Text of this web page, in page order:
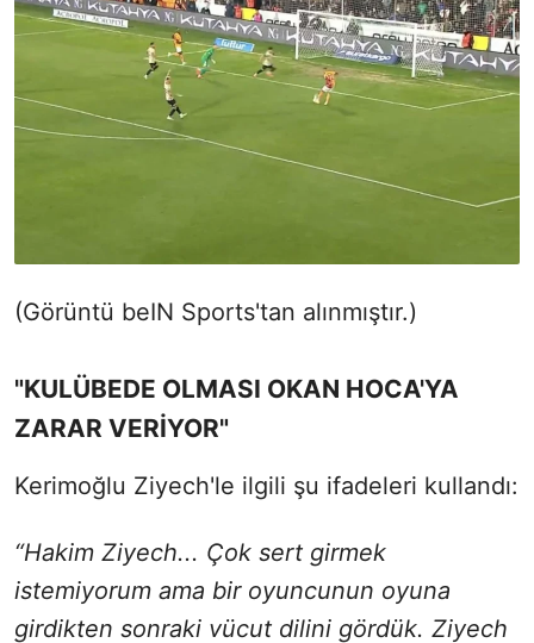
(Görüntü beIN Sports'tan alınmıştır.)
"KULÜBEDE OLMASI OKAN HOCA'YA
ZARAR VERİYOR"
Kerimoğlu Ziyech'le ilgili şu ifadeleri kullandı:
“Hakim Ziyech... Çok sert girmek
istemiyorum ama bir oyuncunun oyuna
girdikten sonraki vücut dilini gördük. Ziyech